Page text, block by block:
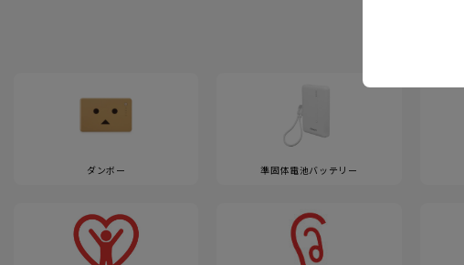
ダンボー 準固体電池バッテリー